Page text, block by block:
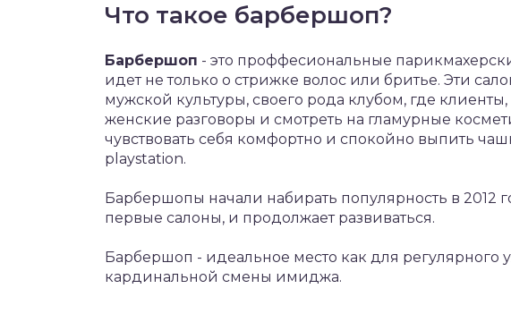
Что такое барбершоп?
Барбершоп - это проффесиональные
идет не только о стрижке волос или бритье. Эти
мужской культуры, своего рода клубом, где
женские разговоры и смотреть на гламурные
чувствовать себя комфортно и спокойно выпить
playstation.
Барбершопы начали набирать популярность в 2012
первые салоны, и продолжает развиваться.
Барбершоп - идеальное место как для регулярного
кардинальной смены имиджа.